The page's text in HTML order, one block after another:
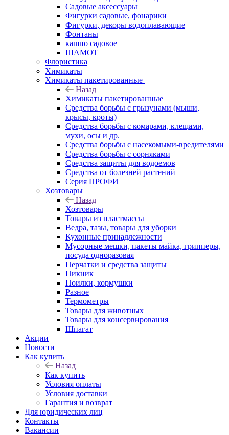
Садовые аксессуары
Фигурки садовые, фонарики
Фигурки, декоры водоплавающие
Фонтаны
кашпо садовое
ШАМОТ
Флористика
Химикаты
Химикаты пакетированные
Назад
Химикаты пакетированные
Средства борьбы с грызунами (мыши,
крысы, кроты)
Средства борьбы с комарами, клещами,
мухи, осы и др.
Средства борьбы с насекомыми-вредителями
Средства борьбы с сорняками
Средства защиты для водоемов
Средства от болезней растений
Серия ПРОФИ
Хозтовары
Назад
Хозтовары
Товары из пластмассы
Ведра, тазы, товары для уборки
Кухонные принадлежности
Мусорные мешки, пакеты майка, грипперы,
посуда одноразовая
Перчатки и средства защиты
Пикник
Поилки, кормушки
Разное
Термометры
Товары для животных
Товары для консервирования
Шпагат
Акции
Новости
Как купить
Назад
Как купить
Условия оплаты
Условия доставки
Гарантия и возврат
Для юридических лиц
Контакты
Вакансии